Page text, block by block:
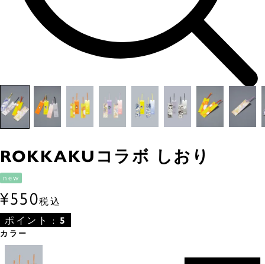
ROKKAKUコラボ しおり
new
¥550税込
ポイント : 5
カラー